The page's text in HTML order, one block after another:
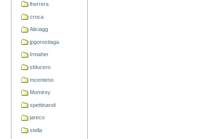
lherrera
croca
Aliciagg
jpgorostiaga
Irmaher
sblucero
mcenteno
Momirey
spettinaroli
jareco
stella